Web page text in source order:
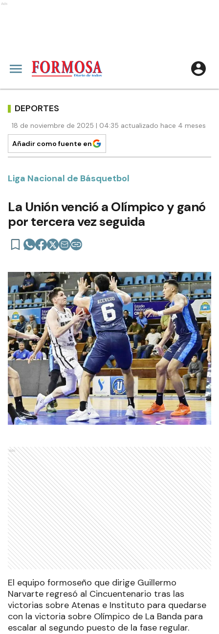
Ads
DEPORTES
18 de noviembre de 2025 | 04:35 actualizado hace 4 meses
Añadir como fuente en
Liga Nacional de Básquetbol
La Unión venció a Olímpico y ganó
por tercera vez seguida
Ads
El equipo formoseño que dirige Guillermo
Narvarte regresó al Cincuentenario tras las
victorias sobre Atenas e Instituto para quedarse
con la victoria sobre Olímpico de La Banda para
escalar al segundo puesto de la fase regular.